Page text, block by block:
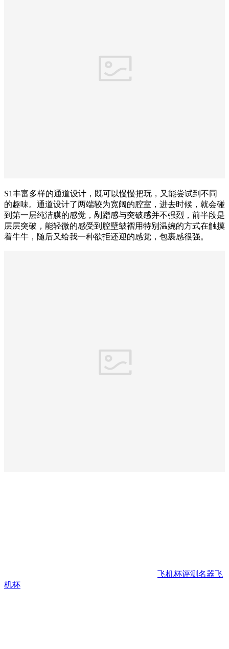
S1丰富多样的通道设计，既可以慢慢把玩，又能尝试到不同
的趣味。通道设计了两端较为宽阔的腔室，进去时候，就会碰
到第一层纯洁膜的感觉，剐蹭感与突破感并不强烈，前半段是
层层突破，能轻微的感受到腔壁皱褶用特别温婉的方式在触摸
着牛牛，随后又给我一种欲拒还迎的感觉，包裹感很强。
飞机杯评测名器飞
机杯